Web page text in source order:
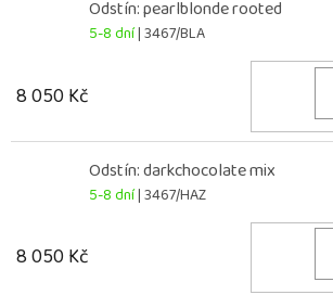
Odstín: pearlblonde rooted
5-8 dní| 3467/BLA
8 050 Kč
Odstín: darkchocolate mix
5-8 dní| 3467/HAZ
8 050 Kč